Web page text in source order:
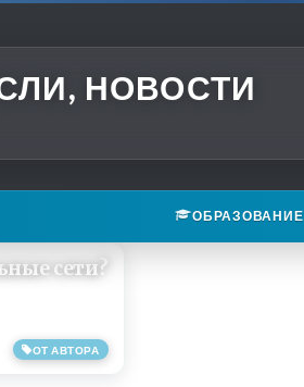
НОВОСТИ
ОБРАЗОВАНИЕ
ОТ АВТОРА
сети?